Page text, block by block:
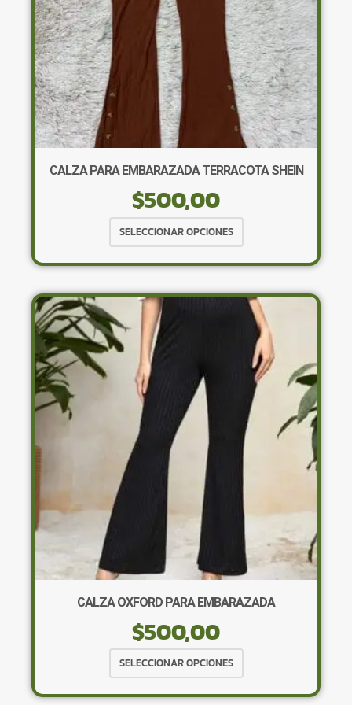
CALZA PARA EMBARAZADA TERRACOTA SHEIN
$500,00
SELECCIONAR OPCIONES
producto
tiene
variantes.
Las
opciones
se
pueden
elegir
en
la
página
CALZA OXFORD PARA EMBARAZADA
$500,00
SELECCIONAR OPCIONES
producto
tiene